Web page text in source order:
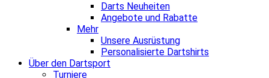
Darts Neuheiten
Angebote und Rabatte
Mehr
Unsere Ausrüstung
Personalisierte Dartshirts
Über den Dartsport
Turniere